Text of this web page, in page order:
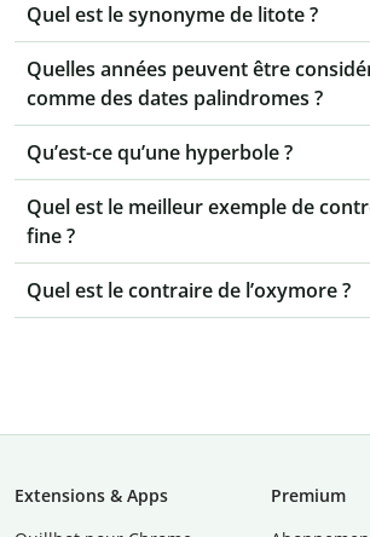
Quel est le synonyme de litote ?
Quelles années peuvent être
comme des dates palindromes ?
Qu’est-ce qu’une hyperbole ?
Quel est le meilleur exemple de
fine ?
Quel est le contraire de l’oxymore ?
Extensions & Apps
Premium